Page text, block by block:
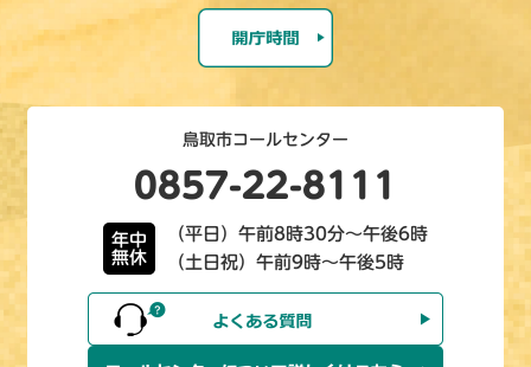
鳥取市コールセンター
0857-22-8111
年中
無休
（平日）午前8時30分～午後6時
（土日祝）午前9時～午後5時